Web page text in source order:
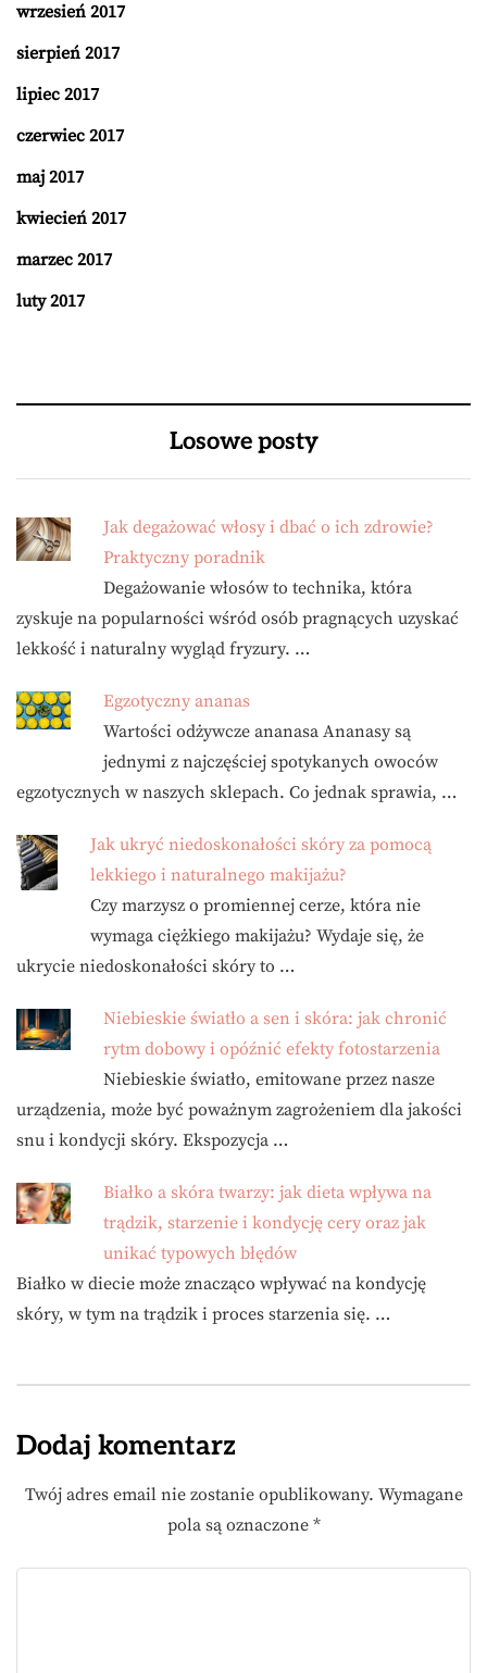
wrzesień 2017
sierpień 2017
lipiec 2017
czerwiec 2017
maj 2017
kwiecień 2017
marzec 2017
luty 2017
Losowe posty
Jak degażować włosy i dbać o ich zdrowie?
Praktyczny poradnik
Degażowanie włosów to technika, która
zyskuje na popularności wśród osób pragnących uzyskać
lekkość i naturalny wygląd fryzury. …
Egzotyczny ananas
Wartości odżywcze ananasa Ananasy są
jednymi z najczęściej spotykanych owoców
egzotycznych w naszych sklepach. Co jednak sprawia, …
Jak ukryć niedoskonałości skóry za pomocą
lekkiego i naturalnego makijażu?
Czy marzysz o promiennej cerze, która nie
wymaga ciężkiego makijażu? Wydaje się, że
ukrycie niedoskonałości skóry to …
Niebieskie światło a sen i skóra: jak chronić
rytm dobowy i opóźnić efekty fotostarzenia
Niebieskie światło, emitowane przez nasze
urządzenia, może być poważnym zagrożeniem dla jakości
snu i kondycji skóry. Ekspozycja …
Białko a skóra twarzy: jak dieta wpływa na
trądzik, starzenie i kondycję cery oraz jak
unikać typowych błędów
Białko w diecie może znacząco wpływać na kondycję
skóry, w tym na trądzik i proces starzenia się. …
Dodaj komentarz
Twój adres email nie zostanie opublikowany. Wymagane
pola są oznaczone *